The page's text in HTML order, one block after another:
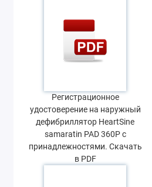
Регистрационное
удостоверение на наружный
дефибриллятор HeartSine
samaratin PAD 360P с
принадлежностями. Скачать
в PDF